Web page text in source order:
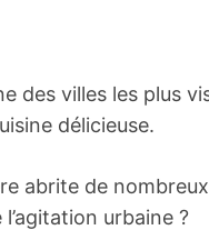
des villes les plus
délicieuse.
abrite de
urbaine ?